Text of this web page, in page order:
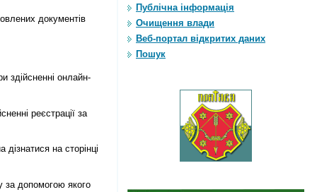
документів
здійсненні онлайн-
реєстрації за
на сторінці
за допомогою якого
Публічна інформація
Очищення влади
Веб-портал відкритих даних
Пошук